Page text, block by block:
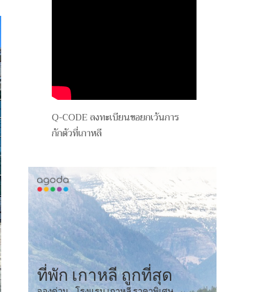
Q-CODE ลงทะเบียนขอยกเว้นการ
กักตัวที่เกาหลี